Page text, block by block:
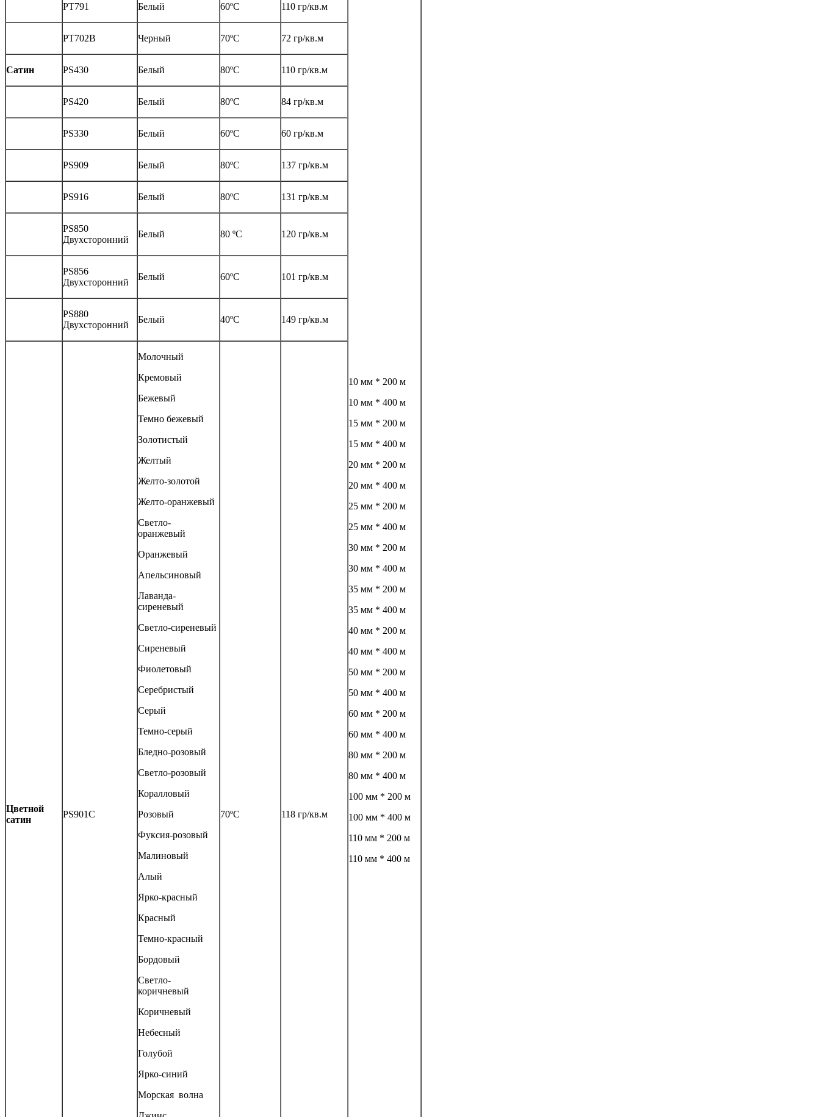
10 мм * 200 м
10 мм * 400 м
15 мм * 200 м
15 мм * 400 м
20 мм * 200 м
20 мм * 400 м
25 мм * 200 м
25 мм * 400 м
30 мм * 200 м
30 мм * 400 м
35 мм * 200 м
35 мм * 400 м
40 мм * 200 м
40 мм * 400 м
50 мм * 200 м
50 мм * 400 м
60 мм * 200 м
60 мм * 400 м
80 мм * 200 м
80 мм * 400 м
100 мм * 200 м
100 мм * 400 м
110 мм * 200 м
110 мм * 400 м
PT791 Белый 60ºС 110 гр/кв.м
PT702B Черный 70ºС 72 гр/кв.м
Сатин PS430 Белый 80ºС 110 гр/кв.м
PS420 Белый 80ºС 84 гр/кв.м
PS330 Белый 60ºС 60 гр/кв.м
PS909 Белый 80ºС 137 гр/кв.м
PS916 Белый 80ºС 131 гр/кв.м
PS850
Двухсторонний
Белый 80 ºС 120 гр/кв.м
PS856
Двухсторонний
Белый 60ºС 101 гр/кв.м
PS880
Двухсторонний
Белый 40ºС 149 гр/кв.м
Цветной
сатин
PS901C
Молочный
Кремовый
Бежевый
Темно бежевый
Золотистый
Желтый
Желто-золотой
Желто-оранжевый
Светло-
оранжевый
Оранжевый
Апельсиновый
Лаванда-
сиреневый
Светло-сиреневый
Сиреневый
Фиолетовый
Серебристый
Серый
Темно-серый
Бледно-розовый
Светло-розовый
Коралловый
Розовый
Фуксия-розовый
Малиновый
Алый
Ярко-красный
Красный
Темно-красный
Бордовый
Светло-
коричневый
Коричневый
Небесный
Голубой
Ярко-синий
Морская волна
70ºС 118 гр/кв.м